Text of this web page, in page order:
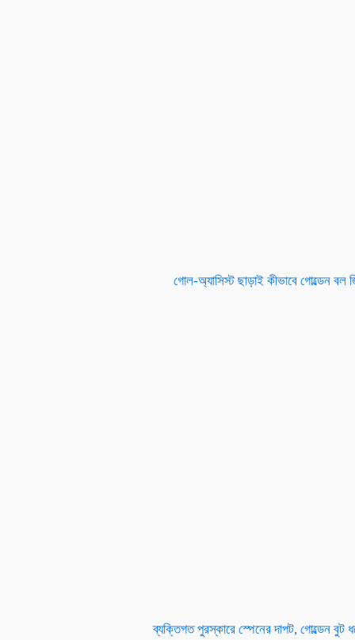
গোল-অ্যাসিস্ট ছাড়াই কীভাবে গোল্ডেন বল
ব্যক্তিগত পুরস্কারে স্পেনের দাপট, গোল্ডেন বুট